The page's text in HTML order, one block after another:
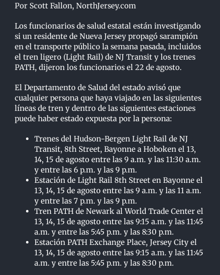
Por Scott Fallon, NorthJersey.com
Los funcionarios de salud estatal están investigando
si un residente de Nueva Jersey propagó sarampión
en el transporte público la semana pasada, incluidos
el tren ligero (Light Rail) de NJ Transit y los trenes
PATH, dijeron los funcionarios el 22 de agosto.
El Departamento de Salud del estado avisó que
cualquier persona que haya viajado en las siguientes
líneas de tren y dentro de las siguientes estaciones
puede haber estado expuesta por la persona:
Trenes del Hudson-Bergen Light Rail de NJ
Transit, 8th Street, Bayonne a Hoboken el 13,
14, 15 de agosto entre las 9 a.m. y las 11:30 a.m.
y entre las 6 p.m. y las 9 p.m.
Estación de Light Rail 8th Street en Bayonne el
13, 14, 15 de agosto entre las 9 a.m. y las 11 a.m.
y entre las 7 p.m. y las 9 p.m.
Tren PATH de Newark al World Trade Center el
13, 14, 15 de agosto entre las 9:15 a.m. y las 11:45
a.m. y entre las 5:45 p.m. y las 8:30 p.m.
Estación PATH Exchange Place, Jersey City el
13, 14, 15 de agosto entre las 9:15 a.m. y las 11:45
a.m. y entre las 5:45 p.m. y las 8:30 p.m.